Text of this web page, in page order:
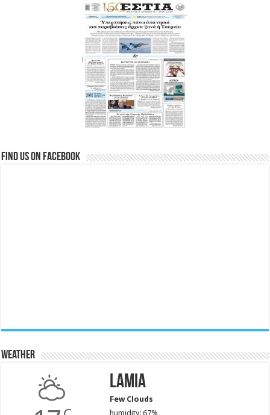
Find us on Facebook
Weather
Lamia
Few Clouds
humidity: 67%